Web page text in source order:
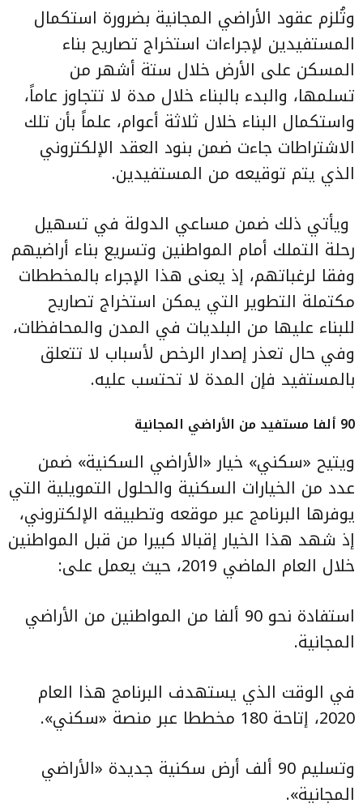
وتُلزم عقود الأراضي المجانية بضرورة استكمال
المستفيدين لإجراءات استخراج تصاريح بناء
المسكن على الأرض خلال ستة أشهر من
تسلمها، والبدء بالبناء خلال مدة لا تتجاوز عاماً،
واستكمال البناء خلال ثلاثة أعوام، علماً بأن تلك
الاشتراطات جاءت ضمن بنود العقد الإلكتروني
الذي يتم توقيعه من المستفيدين.
ويأتي ذلك ضمن مساعي الدولة في تسهيل
رحلة التملك أمام المواطنين وتسريع بناء أراضيهم
وفقا لرغباتهم، إذ يعنى هذا الإجراء بالمخططات
مكتملة التطوير التي يمكن استخراج تصاريح
للبناء عليها من البلديات في المدن والمحافظات،
وفي حال تعذر إصدار الرخص لأسباب لا تتعلق
بالمستفيد فإن المدة لا تحتسب عليه.
90 ألفا مستفيد من الأراضي المجانية
ويتيح «سكني» خيار «الأراضي السكنية» ضمن
عدد من الخيارات السكنية والحلول التمويلية التي
يوفرها البرنامج عبر موقعه وتطبيقه الإلكتروني،
إذ شهد هذا الخيار إقبالا كبيرا من قبل المواطنين
خلال العام الماضي 2019، حيث يعمل على:
استفادة نحو 90 ألفا من المواطنين من الأراضي
المجانية.
في الوقت الذي يستهدف البرنامج هذا العام
2020، إتاحة 180 مخططا عبر منصة «سكني».
وتسليم 90 ألف أرض سكنية جديدة «الأراضي
المجانية».